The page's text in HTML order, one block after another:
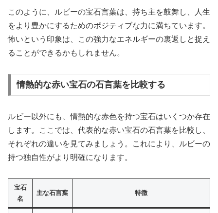
このように、ルビーの宝石言葉は、持ち主を鼓舞し、人生
をより豊かにするためのポジティブな力に満ちています。
怖いという印象は、この強力なエネルギーの裏返し と捉え
ることができるかもしれません。
情熱的な赤い宝石の石言葉を比較する
ルビー以外にも、情熱的な赤色を持つ宝石はいくつか存在
します。ここでは、代表的な赤い宝石の石言葉を比較し、
それぞれの違いを見てみましょう。これにより、ルビーの
持つ独自性がより明確になります。
宝石
名
主な石言葉 特徴